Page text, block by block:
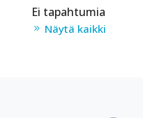
Ei tapahtumia
Näytä kaikki